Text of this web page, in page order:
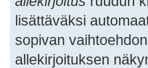
lisättäväksi
sopivan
allekirjoituksen